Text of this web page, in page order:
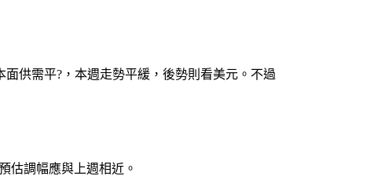
供需平?，本週走勢平緩，後勢則看美元。不過
估調幅應與上週相近。